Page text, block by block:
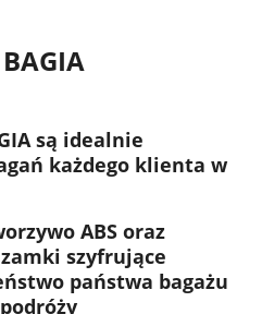
są idealnie
każdego klienta w
ABS oraz
szyfrujące
państwa bagażu